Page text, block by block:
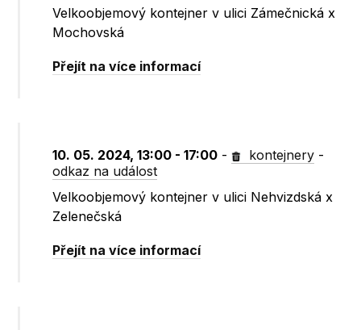
Velkoobjemový kontejner v ulici Zámečnická x
Mochovská
Přejít na více informací
10. 05. 2024, 13:00 - 17:00 - kontejnery -
odkaz na událost
Velkoobjemový kontejner v ulici Nehvizdská x
Zelenečská
Přejít na více informací